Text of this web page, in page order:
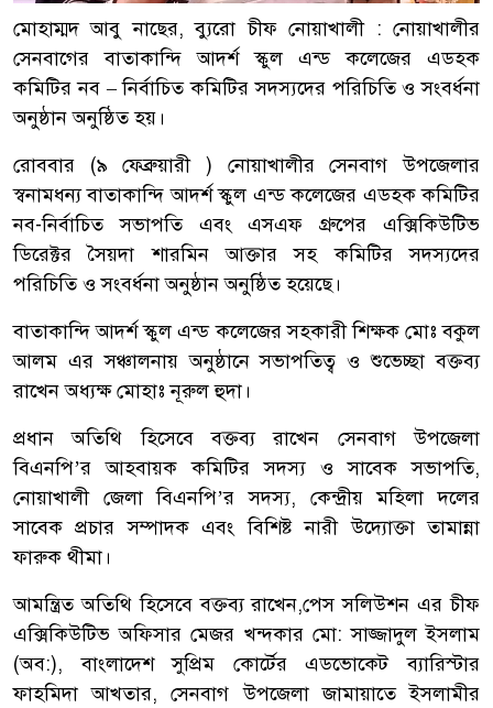
মোহাম্মদ আবু নাছের, ব্যুরো চীফ নোয়াখালী : নোয়াখালীর
সেনবাগের বাতাকান্দি আদর্শ স্কুল এন্ড কলেজের এডহক
কমিটির নব – নির্বাচিত কমিটির সদস্যদের পরিচিতি ও সংবর্ধনা
অনুষ্ঠান অনুষ্ঠিত হয়।
রোববার (৯ ফেব্রুয়ারী ) নোয়াখালীর সেনবাগ উপজেলার
স্বনামধন্য বাতাকান্দি আদর্শ স্কুল এন্ড কলেজের এডহক কমিটির
নব-নির্বাচিত সভাপতি এবং এসএফ গ্রুপের এক্সিকিউটিভ
ডিরেক্টর সৈয়দা শারমিন আক্তার সহ কমিটির সদস্যদের
পরিচিতি ও সংবর্ধনা অনুষ্ঠান অনুষ্ঠিত হয়েছে।
বাতাকান্দি আদর্শ স্কুল এন্ড কলেজের সহকারী শিক্ষক মোঃ বকুল
আলম এর সঞ্চালনায় অনুষ্ঠানে সভাপতিত্ব ও শুভেচ্ছা বক্তব্য
রাখেন অধ্যক্ষ মোহাঃ নূরুল হুদা।
প্রধান অতিথি হিসেবে বক্তব্য রাখেন সেনবাগ উপজেলা
বিএনপি’র আহবায়ক কমিটির সদস্য ও সাবেক সভাপতি,
নোয়াখালী জেলা বিএনপি’র সদস্য, কেন্দ্রীয় মহিলা দলের
সাবেক প্রচার সম্পাদক এবং বিশিষ্ট নারী উদ্যোক্তা তামান্না
ফারুক থীমা।
আমন্ত্রিত অতিথি হিসেবে বক্তব্য রাখেন,পেস সলিউশন এর চীফ
এক্সিকিউটিভ অফিসার মেজর খন্দকার মো: সাজ্জাদুল ইসলাম
(অব:), বাংলাদেশ সুপ্রিম কোর্টের এডভোকেট ব্যারিস্টার
ফাহমিদা আখতার, সেনবাগ উপজেলা জামায়াতে ইসলামীর